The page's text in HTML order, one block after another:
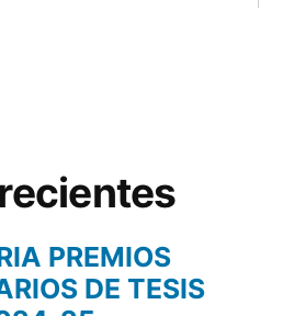
PREMIOS
DE TESIS